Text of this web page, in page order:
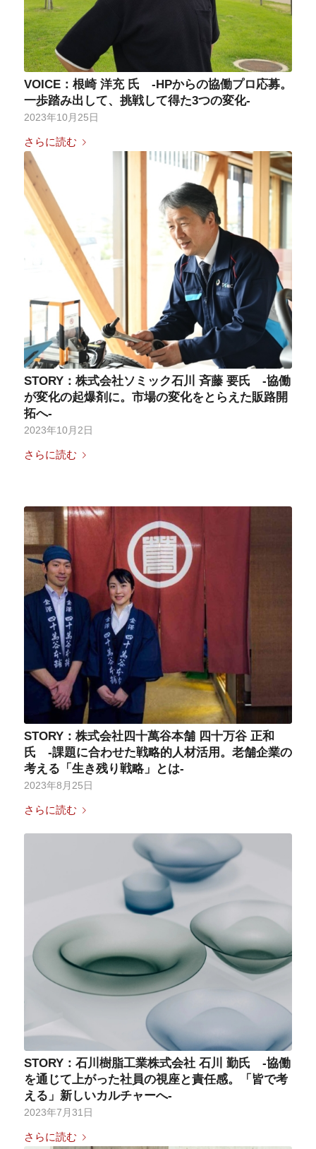
VOICE：根崎 洋充 氏 -HPからの協働プロ応募。
一歩踏み出して、挑戦して得た3つの変化-
2023年10月25日
さらに読む
STORY：株式会社ソミック石川 斉藤 要氏 -協働
が変化の起爆剤に。市場の変化をとらえた販路開
拓へ-
2023年10月2日
さらに読む
STORY：株式会社四十萬谷本舗 四十万谷 正和
氏 -課題に合わせた戦略的人材活用。老舗企業の
考える「生き残り戦略」とは-
2023年8月25日
さらに読む
STORY：石川樹脂工業株式会社 石川 勤氏 -協働
を通じて上がった社員の視座と責任感。「皆で考
える」新しいカルチャーへ-
2023年7月31日
さらに読む